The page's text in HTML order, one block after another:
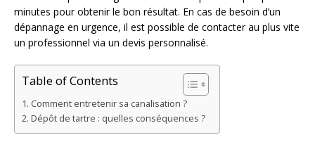
minutes pour obtenir le bon résultat. En cas de besoin d’un
dépannage en urgence, il est possible de contacter au plus vite
un professionnel via un devis personnalisé.
Table of Contents
Comment entretenir sa canalisation ?
Dépôt de tartre : quelles conséquences ?